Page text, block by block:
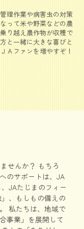
理作業や病害虫の対策
って米や野菜などの農
り越え農作物が収穫で
と一緒に大きな喜びと
Ａファンを増やすぞ！
せんか？ もちろ
のサポートは、JA
JAたじまのフィー
、もしもの備えの
私たちは、地域で
事業」を展開して